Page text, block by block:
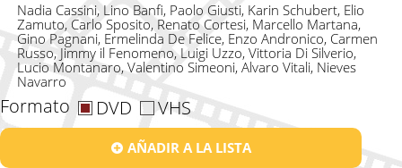
Nadia Cassini, Lino Banfi, Paolo Giusti, Karin Schubert, Elio
Zamuto, Carlo Sposito, Renato Cortesi, Marcello Martana,
Gino Pagnani, Ermelinda De Felice, Enzo Andronico, Carmen
Russo, Jimmy il Fenomeno, Luigi Uzzo, Vittoria Di Silverio,
Lucio Montanaro, Valentino Simeoni, Alvaro Vitali, Nieves
Navarro
Formato DVD VHS
AÑADIR A LA LISTA